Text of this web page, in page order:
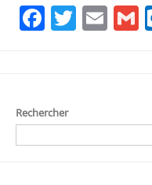
Rechercher